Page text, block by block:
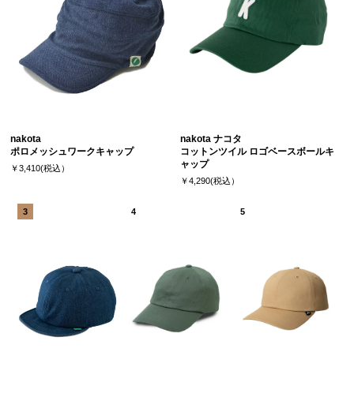
nakota
ポロメッシュワークキャップ
￥3,410(税込）
nakota ナコタ
コットンツイル ロゴベースボールキ
ャップ
￥4,290(税込）